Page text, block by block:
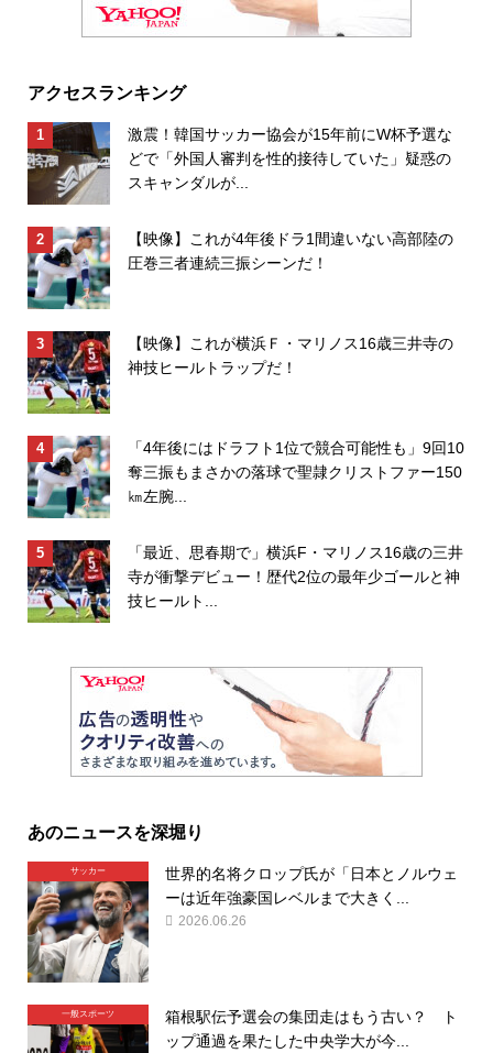
アクセスランキング
激震！韓国サッカー協会が15年前にW杯予選な
どで「外国人審判を性的接待していた」疑惑の
スキャンダルが...
【映像】これが4年後ドラ1間違いない高部陸の
圧巻三者連続三振シーンだ！
【映像】これが横浜Ｆ・マリノス16歳三井寺の
神技ヒールトラップだ！
「4年後にはドラフト1位で競合可能性も」9回10
奪三振もまさかの落球で聖隷クリストファー150
㎞左腕...
「最近、思春期で」横浜F・マリノス16歳の三井
寺が衝撃デビュー！歴代2位の最年少ゴールと神
技ヒールト...
あのニュースを深堀り
サッカー
世界的名将クロップ氏が「日本とノルウェ
ーは近年強豪国レベルまで大きく...
2026.06.26
一般スポーツ
箱根駅伝予選会の集団走はもう古い？ ト
ップ通過を果たした中央学大が今...